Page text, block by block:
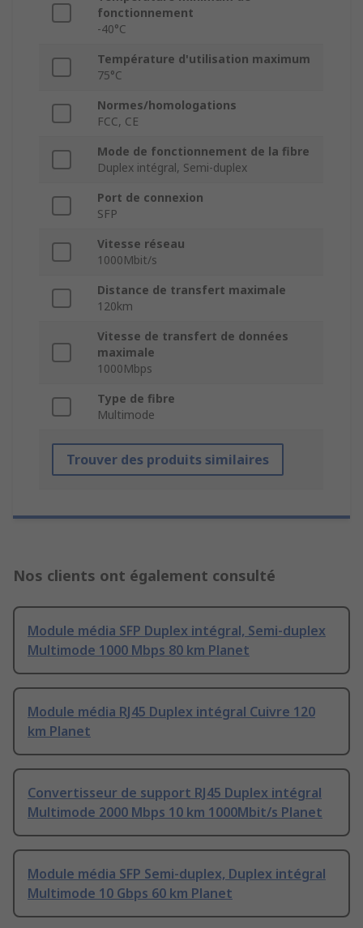
fonctionnement
-40°C
Température d'utilisation maximum
75°C
Normes/homologations
FCC, CE
Mode de fonctionnement de la fibre
Duplex intégral, Semi-duplex
Port de connexion
SFP
Vitesse réseau
1000Mbit/s
Distance de transfert maximale
120km
Vitesse de transfert de données
maximale
1000Mbps
Type de fibre
Multimode
Trouver des produits similaires
Nos clients ont également consulté
Module média SFP Duplex intégral, Semi-duplex
Multimode 1000 Mbps 80 km Planet
Module média RJ45 Duplex intégral Cuivre 120
km Planet
Convertisseur de support RJ45 Duplex intégral
Multimode 2000 Mbps 10 km 1000Mbit/s Planet
Module média SFP Semi-duplex, Duplex intégral
Multimode 10 Gbps 60 km Planet